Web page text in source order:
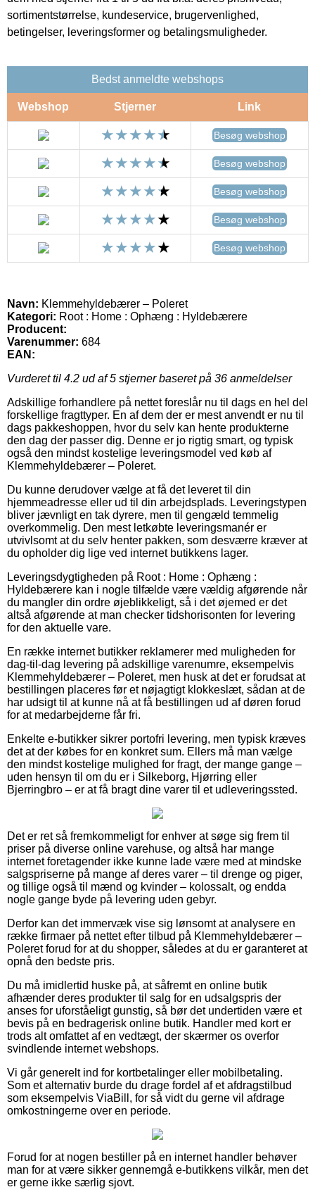
sortimentstørrelse, kundeservice, brugervenlighed,
betingelser, leveringsformer og betalingsmuligheder.
Bedst anmeldte webshops
Webshop Stjerner Link
Besøg webshop
Besøg webshop
Besøg webshop
Besøg webshop
Besøg webshop
Navn: Klemmehyldebærer – Poleret
Kategori: Root : Home : Ophæng : Hyldebærere
Producent:
Varenummer: 684
EAN:
Vurderet til 4.2 ud af 5 stjerner baseret på 36 anmeldelser
Adskillige forhandlere på nettet foreslår nu til dags en hel del
forskellige fragttyper. En af dem der er mest anvendt er nu til
dags pakkeshoppen, hvor du selv kan hente produkterne
den dag der passer dig. Denne er jo rigtig smart, og typisk
også den mindst kostelige leveringsmodel ved køb af
Klemmehyldebærer – Poleret.
Du kunne derudover vælge at få det leveret til din
hjemmeadresse eller ud til din arbejdsplads. Leveringstypen
bliver jævnligt en tak dyrere, men til gengæld temmelig
overkommelig. Den mest letkøbte leveringsmanér er
utvivlsomt at du selv henter pakken, som desværre kræver at
du opholder dig lige ved internet butikkens lager.
Leveringsdygtigheden på Root : Home : Ophæng :
Hyldebærere kan i nogle tilfælde være vældig afgørende når
du mangler din ordre øjeblikkeligt, så i det øjemed er det
altså afgørende at man checker tidshorisonten for levering
for den aktuelle vare.
En række internet butikker reklamerer med muligheden for
dag-til-dag levering på adskillige varenumre, eksempelvis
Klemmehyldebærer – Poleret, men husk at det er forudsat at
bestillingen placeres før et nøjagtigt klokkeslæt, sådan at de
har udsigt til at kunne nå at få bestillingen ud af døren forud
for at medarbejderne får fri.
Enkelte e-butikker sikrer portofri levering, men typisk kræves
det at der købes for en konkret sum. Ellers må man vælge
den mindst kostelige mulighed for fragt, der mange gange –
uden hensyn til om du er i Silkeborg, Hjørring eller
Bjerringbro – er at få bragt dine varer til et udleveringssted.
Det er ret så fremkommeligt for enhver at søge sig frem til
priser på diverse online varehuse, og altså har mange
internet foretagender ikke kunne lade være med at mindske
salgspriserne på mange af deres varer – til drenge og piger,
og tillige også til mænd og kvinder – kolossalt, og endda
nogle gange byde på levering uden gebyr.
Derfor kan det immervæk vise sig lønsomt at analysere en
række firmaer på nettet efter tilbud på Klemmehyldebærer –
Poleret forud for at du shopper, således at du er garanteret at
opnå den bedste pris.
Du må imidlertid huske på, at såfremt en online butik
afhænder deres produkter til salg for en udsalgspris der
anses for uforståeligt gunstig, så bør det undertiden være et
bevis på en bedragerisk online butik. Handler med kort er
trods alt omfattet af en vedtægt, der skærmer os overfor
svindlende internet webshops.
Vi går generelt ind for kortbetalinger eller mobilbetaling.
Som et alternativ burde du drage fordel af et afdragstilbud
som eksempelvis ViaBill, for så vidt du gerne vil afdrage
omkostningerne over en periode.
Forud for at nogen bestiller på en internet handler behøver
man for at være sikker gennemgå e-butikkens vilkår, men det
er gerne ikke særlig sjovt.